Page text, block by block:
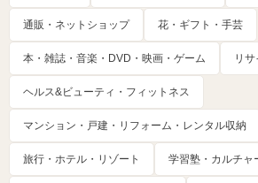
通販・ネットショップ 花・ギフト・手芸
本・雑誌・音楽・DVD・映画・ゲーム リ
ヘルス&ビューティ・フィットネス
マンション・戸建・リフォーム・レンタル収納
旅行・ホテル・リゾート 学習塾・カルチャ